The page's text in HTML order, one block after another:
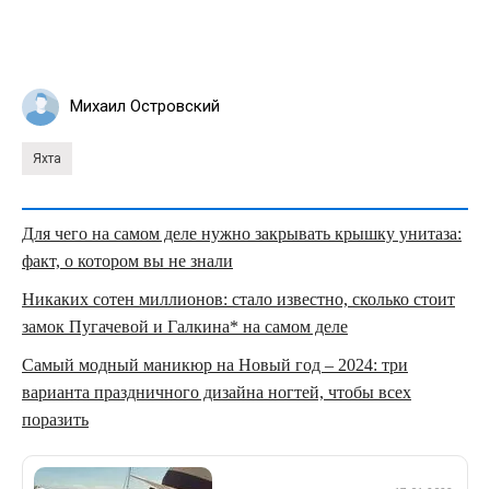
Михаил Островский
Яхта
Для чего на самом деле нужно закрывать крышку унитаза:
факт, о котором вы не знали
Никаких сотен миллионов: стало известно, сколько стоит
замок Пугачевой и Галкина* на самом деле
Самый модный маникюр на Новый год – 2024: три
варианта праздничного дизайна ногтей, чтобы всех
поразить